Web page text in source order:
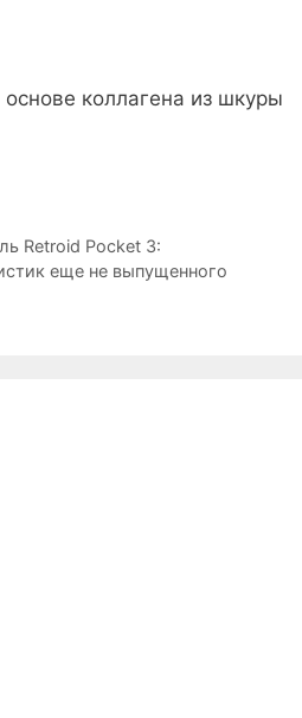
Retroid Pocket 3:
еще не выпущенного